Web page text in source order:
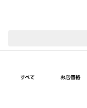
すべて お店価格